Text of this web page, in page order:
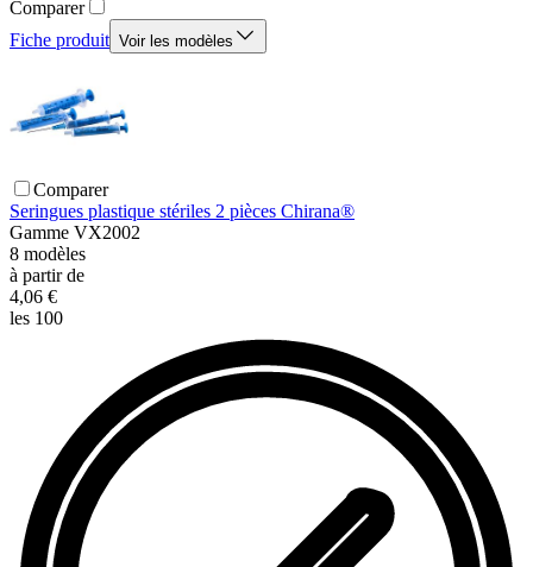
Comparer
Fiche produit Voir les modèles
Comparer
Seringues plastique stériles 2 pièces Chirana®
Gamme VX2002
8 modèles
à partir de
4,06 €
les 100